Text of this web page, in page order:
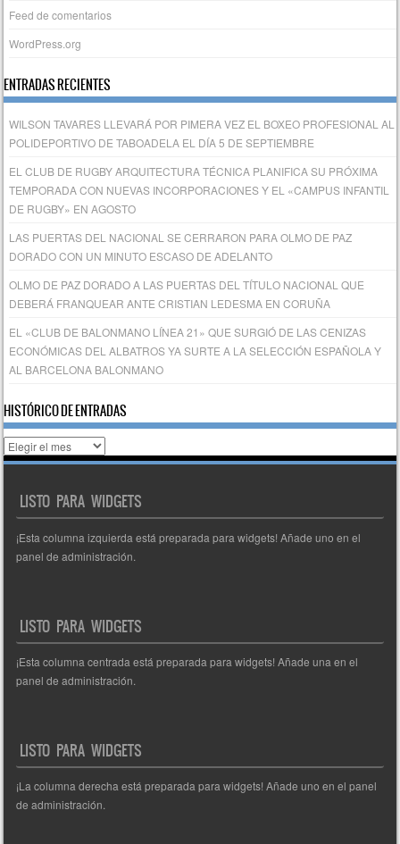
Feed de comentarios
WordPress.org
ENTRADAS RECIENTES
WILSON TAVARES LLEVARÁ POR PIMERA VEZ EL BOXEO PROFESIONAL AL
POLIDEPORTIVO DE TABOADELA EL DÍA 5 DE SEPTIEMBRE
EL CLUB DE RUGBY ARQUITECTURA TÉCNICA PLANIFICA SU PRÓXIMA
TEMPORADA CON NUEVAS INCORPORACIONES Y EL «CAMPUS INFANTIL
DE RUGBY» EN AGOSTO
LAS PUERTAS DEL NACIONAL SE CERRARON PARA OLMO DE PAZ
DORADO CON UN MINUTO ESCASO DE ADELANTO
OLMO DE PAZ DORADO A LAS PUERTAS DEL TÍTULO NACIONAL QUE
DEBERÁ FRANQUEAR ANTE CRISTIAN LEDESMA EN CORUÑA
EL «CLUB DE BALONMANO LÍNEA 21» QUE SURGIÓ DE LAS CENIZAS
ECONÓMICAS DEL ALBATROS YA SURTE A LA SELECCIÓN ESPAÑOLA Y
AL BARCELONA BALONMANO
HISTÓRICO DE ENTRADAS
Histórico
de
LISTO PARA WIDGETS
¡Esta columna izquierda está preparada para widgets! Añade uno en el
panel de administración.
LISTO PARA WIDGETS
¡Esta columna centrada está preparada para widgets! Añade una en el
panel de administración.
LISTO PARA WIDGETS
¡La columna derecha está preparada para widgets! Añade uno en el panel
de administración.